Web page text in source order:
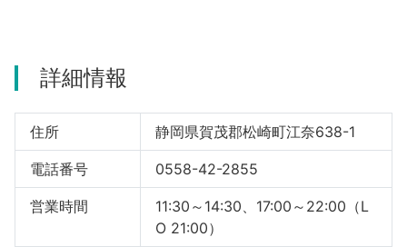
河津町
詳細情報
住所 静岡県賀茂郡松崎町江奈638-1
電話番号 0558-42-2855
営業時間
11:30～14:30、17:00～22:00（L
O 21:00）